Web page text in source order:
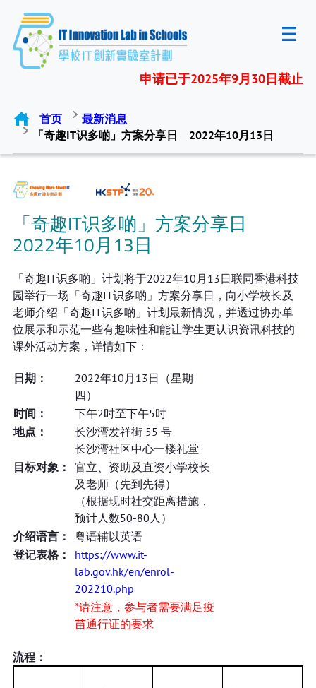
申请已于2025年9月30日截止
首页
最新消息
「奇趣IT识多啲」方案分享日 2022年10月13日
「奇趣IT识多啲」方案分享日
2022年10月13日
「奇趣IT识多啲」计划将于2022年10月13日联同香港科技
园举行一场「奇趣IT识多啲」方案分享日，向小学校长及
老师介绍「奇趣IT识多啲」计划最新情况，并透过协办单
位展示和示范一些有趣味性和能让学生更认识资讯科技的
课外活动方案，详情如下：
日期：
2022年10月13日（星期
四）
时间：
下午2时至下午5时
地点：
长沙湾发祥街 55 号
长沙湾社区中心一楼礼堂
目标对象：
官立、资助及直资小学校长
及老师（先到先得）
（根据现时社交距离措施，
预计人数50-80人）
介绍语言：
粤语辅以英语
登记表格：
https://www.it-
lab.gov.hk/en/enrol-
202210.php
*请注意，参与者需要满足疫
苗通行证的要求
流程：